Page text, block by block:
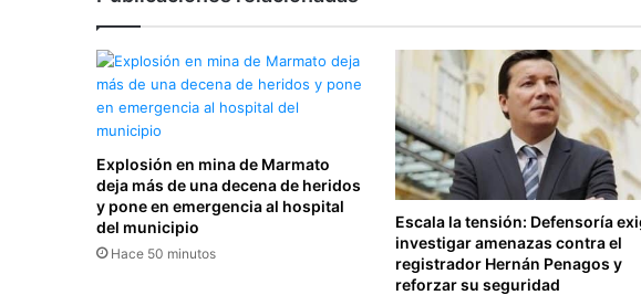
Explosión en mina de Marmato
deja más de una decena de heridos
y pone en emergencia al hospital
del municipio
Hace 50 minutos
Escala la tensión: Defensoría
investigar amenazas contra el
registrador Hernán Penagos y
reforzar su seguridad